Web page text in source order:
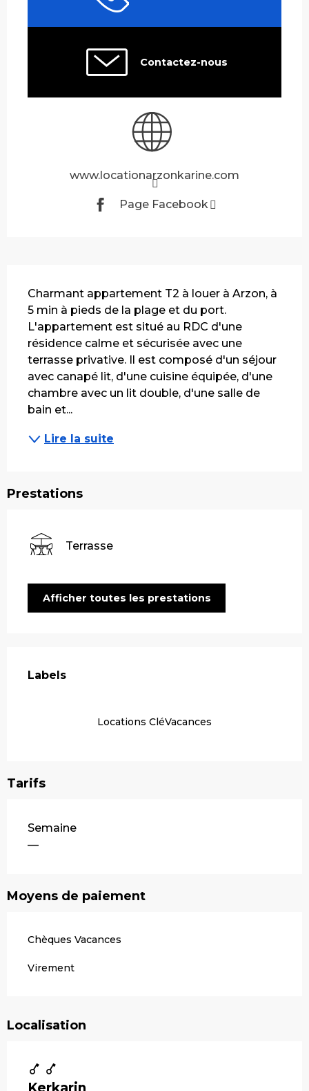
Contactez-nous
www.locationarzonkarine.com
Page Facebook
Charmant appartement T2 à louer à Arzon, à
5 min à pieds de la plage et du port.
L'appartement est situé au RDC d'une
résidence calme et sécurisée avec une
terrasse privative. Il est composé d'un séjour
avec canapé lit, d'une cuisine équipée, d'une
chambre avec un lit double, d'une salle de
bain et...
Lire la suite
Prestations
Terrasse
Afficher toutes les prestations
Labels
Labels
Locations CléVacances
Tarifs
Tarifs 2026
Semaine
—
Moyens de paiement
Chèques Vacances
Virement
Localisation